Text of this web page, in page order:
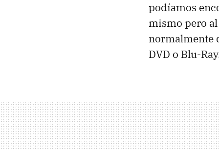
podíamos
mismo pero
normalmente
DVD o Blu-